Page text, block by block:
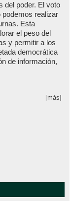
del poder. El voto
podemos realizar
Esta
el peso del
y permitir a los
democrática
de información,
[más]